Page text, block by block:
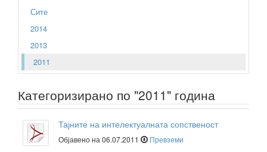
Сите
2014
2013
2011
Категоризирано по "2011" година
Тајните на интелектуалната сопственост
Објавено на 06.07.2011 Превземи